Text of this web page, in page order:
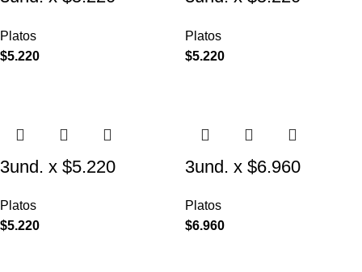
Elevado para
Mascotas Diseño
Platos
$5.220
Elevado para
Mascotas con Diseños
Platos
$5.220
3und. x $5.220
Elevado para
Platos
$5.220
3und. x $6.960
Elevado para
Platos
$6.960